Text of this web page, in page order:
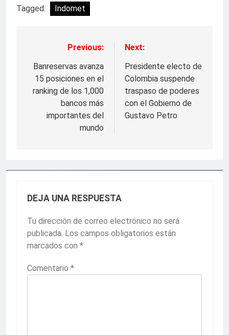
Tagged: Indomet
Navegación
de
entradas
Previous:
Banreservas avanza
15 posiciones en el
ranking de los 1,000
bancos más
importantes del
mundo
Next:
Presidente electo de
Colombia suspende
traspaso de poderes
con el Gobierno de
Gustavo Petro
DEJA UNA RESPUESTA
Tu dirección de correo electrónico no será
publicada. Los campos obligatorios están
marcados con *
Comentario *